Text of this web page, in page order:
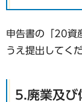
申告書の「20資
うえ提出してく
5.廃業及び